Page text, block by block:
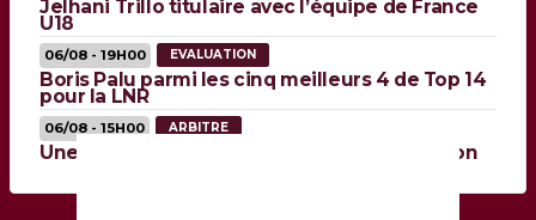
Jelhani Trillo titulaire avec l’équipe de France
U18
06/08 - 19H00 EVALUATION
Boris Palu parmi les cinq meilleurs 4 de Top 14
pour la LNR
06/08 - 15H00 ARBITRE
Une réforme de l’arbitrage vidéo cette saison